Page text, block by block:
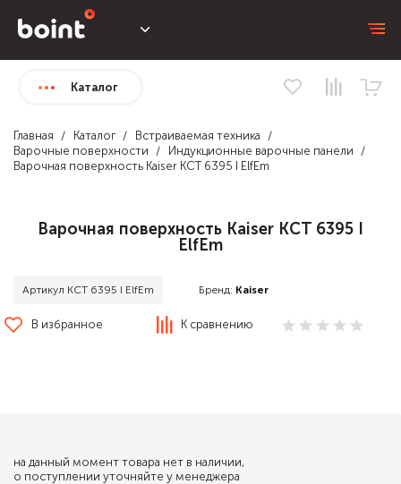
Каталог
Главная Каталог
Встраиваемая техника
Варочные поверхности
Индукционные варочные панели
Варочная поверхность Kaiser KCT 6395 I ElfEm
Варочная поверхность Kaiser KCT 6395 I
ElfEm
Артикул KCT 6395 I ElfEm Бренд: Kaiser
В избранное К сравнению
на данный момент товара нет в наличии,
о поступлении уточняйте у менеджера